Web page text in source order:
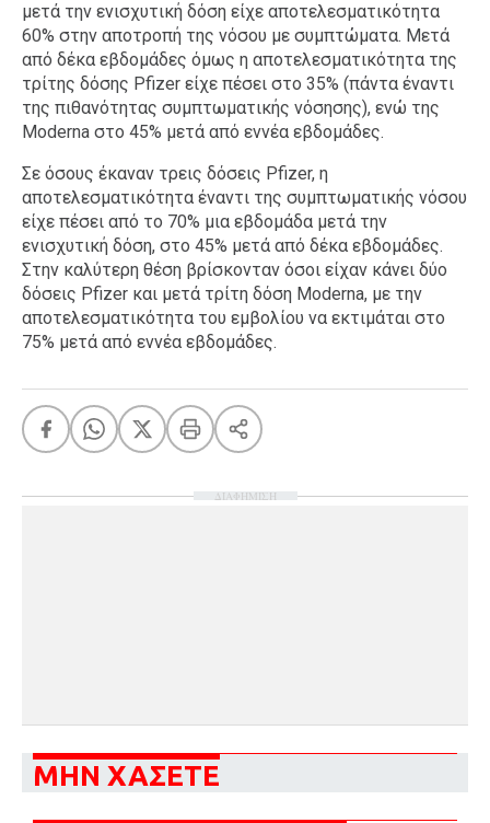
μετά την ενισχυτική δόση είχε αποτελεσματικότητα
60% στην αποτροπή της νόσου με συμπτώματα. Μετά
από δέκα εβδομάδες όμως η αποτελεσματικότητα της
τρίτης δόσης Pfizer είχε πέσει στο 35% (πάντα έναντι
της πιθανότητας συμπτωματικής νόσησης), ενώ της
Moderna στο 45% μετά από εννέα εβδομάδες.
Σε όσους έκαναν τρεις δόσεις Pfizer, η
αποτελεσματικότητα έναντι της συμπτωματικής νόσου
είχε πέσει από το 70% μια εβδομάδα μετά την
ενισχυτική δόση, στο 45% μετά από δέκα εβδομάδες.
Στην καλύτερη θέση βρίσκονταν όσοι είχαν κάνει δύο
δόσεις Pfizer και μετά τρίτη δόση Moderna, με την
αποτελεσματικότητα του εμβολίου να εκτιμάται στο
75% μετά από εννέα εβδομάδες.
ΔΙΑΦΗΜΙΣΗ
ΜΗΝ ΧΑΣΕΤΕ